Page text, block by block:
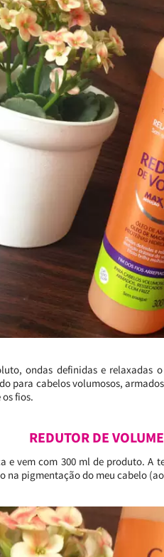
ondas definidas e
para cabelos volumosos,
fios.
REDUTOR DE
e vem com 300 ml de produto.
na pigmentação do meu cabelo